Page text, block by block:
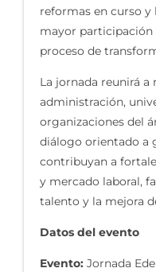
reformas en curso y
mayor participación
proceso de
La jornada reunirá a
administración,
organizaciones del
diálogo orientado a
contribuyan a
y mercado laboral,
talento y la mejora
Datos del evento
Evento: Jornada